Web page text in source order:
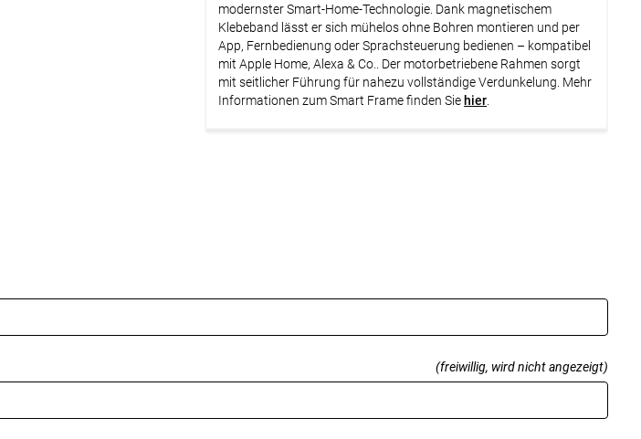
modernster Smart-Home-Technologie. Dank magnetischem
Klebeband lässt er sich mühelos ohne Bohren montieren und per
App, Fernbedienung oder Sprachsteuerung bedienen – kompatibel
mit Apple Home, Alexa & Co.. Der motorbetriebene Rahmen sorgt
mit seitlicher Führung für nahezu vollständige Verdunkelung. Mehr
Informationen zum Smart Frame finden Sie hier.
(freiwillig, wird nicht angezeigt)